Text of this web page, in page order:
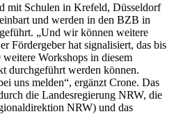
mit Schulen in Krefeld, Düsseldorf
und werden in den BZB in
„Und wir können weitere
Fördergeber hat signalisiert, das bis
Workshops in diesem
durchgeführt werden können.
uns melden“, ergänzt Crone. Das
die Landesregierung NRW, die
NRW) und das